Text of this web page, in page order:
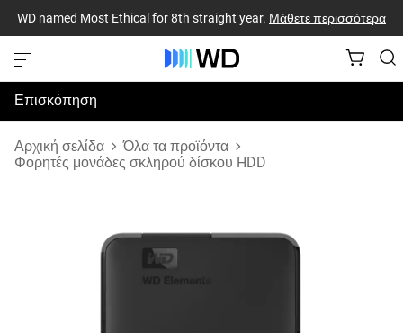
WD named Most Ethical for 8th straight year. Μάθετε περισσότερα
Επισκόπηση
Προδιαγραφές
Αρχική σελίδα
Όλα τα προϊόντα
Φορητές μονάδες σκληρού δίσκου HDD